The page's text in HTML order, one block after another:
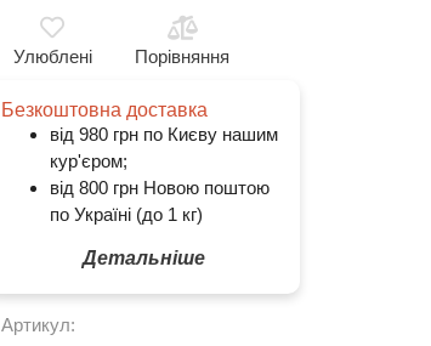
Улюблені Порівняння
Безкоштовна доставка
від 980 грн по Києву нашим
кур'єром;
від 800 грн Новою поштою
по Україні (до 1 кг)
Детальніше
Артикул: